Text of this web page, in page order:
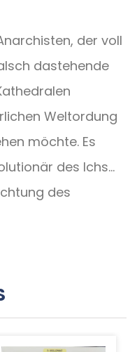
der voll
dastehende
Weltordung
möchte. Es
des Ichs...
des